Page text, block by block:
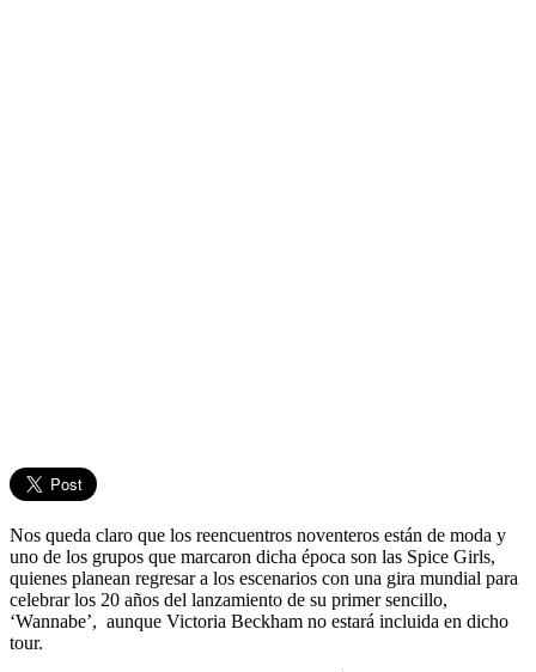
Nos queda claro que los reencuentros noventeros están de moda y
uno de los grupos que marcaron dicha época son las Spice Girls,
quienes planean regresar a los escenarios con una gira mundial para
celebrar los 20 años del lanzamiento de su primer sencillo,
‘Wannabe’, aunque Victoria Beckham no estará incluida en dicho
tour.